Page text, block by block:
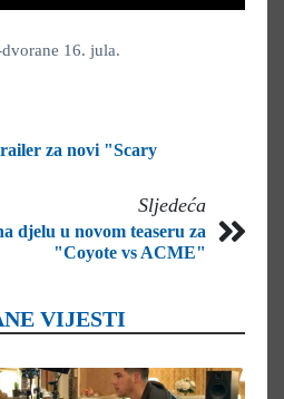
16. jula.
za novi "Scary
Sljedeća
djelu u novom teaseru za
"Coyote vs ACME"
VIJESTI